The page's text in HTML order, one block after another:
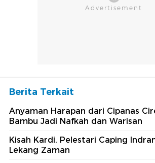
Berita Terkait
Anyaman Harapan dari Cipanas
Bambu Jadi Nafkah dan Warisan
Kisah Kardi, Pelestari Caping
Lekang Zaman